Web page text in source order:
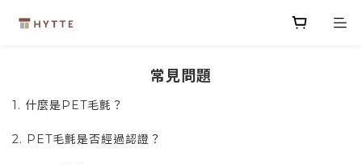
常見問題
1. 什麼是PET毛氈？
2. PET毛氈是否經過認證？